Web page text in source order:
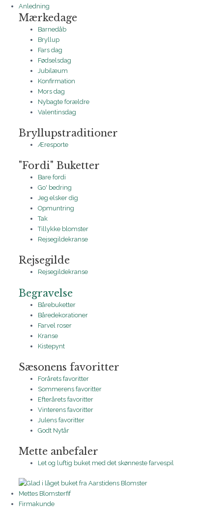
Anledning
Mærkedage
Barnedåb
Bryllup
Fars dag
Fødselsdag
Jubilæum
Konfirmation
Mors dag
Nybagte forældre
Valentinsdag
Bryllupstraditioner
Æresporte
"Fordi" Buketter
Bare fordi
Go' bedring
Jeg elsker dig
Opmuntring
Tak
Tillykke blomster
Rejsegildekranse
Rejsegilde
Rejsegildekranse
Begravelse
Bårebuketter
Båredekorationer
Farvel roser
Kranse
Kistepynt
Sæsonens favoritter
Forårets favoritter
Sommerens favoritter
Efterårets favoritter
Vinterens favoritter
Julens favoritter
Godt Nytår
Mette anbefaler
Let og luftig buket med det skønneste farvespil
Mettes Blomsterfif
Firmakunde